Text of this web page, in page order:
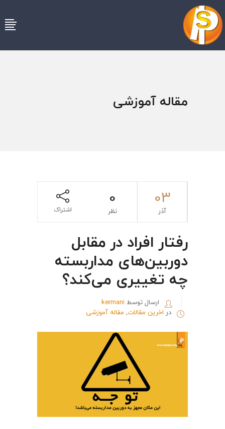
مقاله آموزشی
03
آذر
0
نظر اشتراک
رفتار افراد در مقابل
دوربین‌های مداربسته
چه تغییری می‌کند؟
ارسال توسط kermani
در اخرین مقالات, مقاله آموزشی